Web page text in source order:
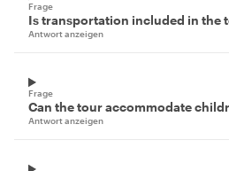
Frage
Is transportation included in the
Antwort anzeigen
Frage
Can the tour accommodate
Antwort anzeigen